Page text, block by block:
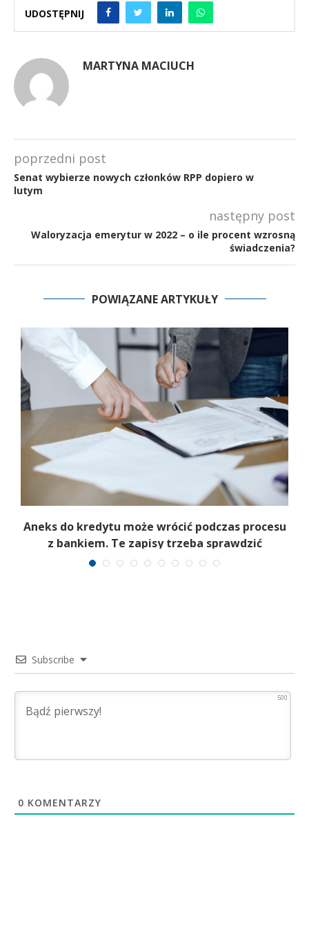
UDOSTĘPNIJ
MARTYNA MACIUCH
poprzedni post
Senat wybierze nowych członków RPP dopiero w
lutym
następny post
Waloryzacja emerytur w 2022 – o ile procent wzrosną
świadczenia?
POWIĄZANE ARTYKUŁY
Aneks do kredytu może wrócić podczas procesu
z bankiem. Te zapisy trzeba sprawdzić
Subscribe
500
0 KOMENTARZY